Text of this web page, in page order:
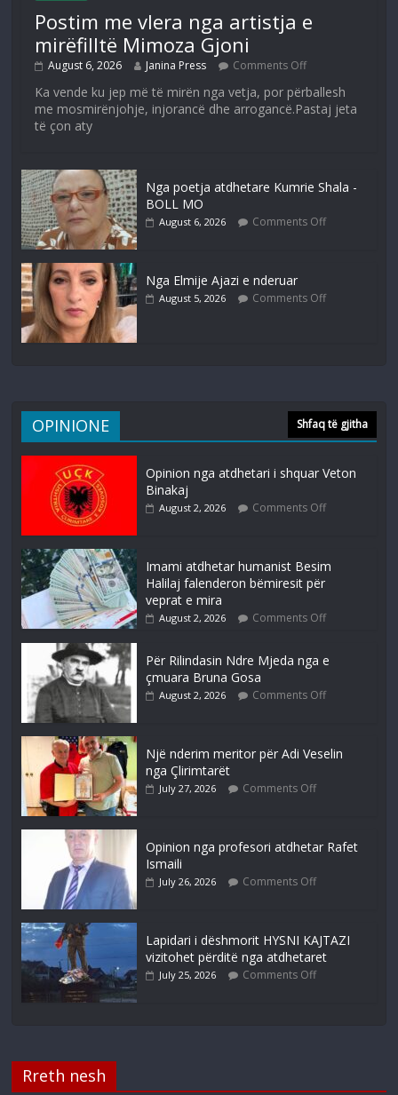
Postim me vlera nga artistja e
mirëfilltë Mimoza Gjoni
August 6, 2026 Janina Press Comments Off
Ka vende ku jep më të mirën nga vetja, por përballesh
me mosmirënjohje, injorancë dhe arrogancë.Pastaj jeta
të çon aty
Nga poetja atdhetare Kumrie Shala -
BOLL MO
August 6, 2026 Comments Off
Nga Elmije Ajazi e nderuar
August 5, 2026 Comments Off
OPINIONE Shfaq të gjitha
Opinion nga atdhetari i shquar Veton
Binakaj
August 2, 2026 Comments Off
Imami atdhetar humanist Besim
Halilaj falenderon bëmiresit për
veprat e mira
August 2, 2026 Comments Off
Për Rilindasin Ndre Mjeda nga e
çmuara Bruna Gosa
August 2, 2026 Comments Off
Një nderim meritor për Adi Veselin
nga Çlirimtarët
July 27, 2026 Comments Off
Opinion nga profesori atdhetar Rafet
Ismaili
July 26, 2026 Comments Off
Lapidari i dëshmorit HYSNI KAJTAZI
vizitohet përditë nga atdhetaret
July 25, 2026 Comments Off
Rreth nesh